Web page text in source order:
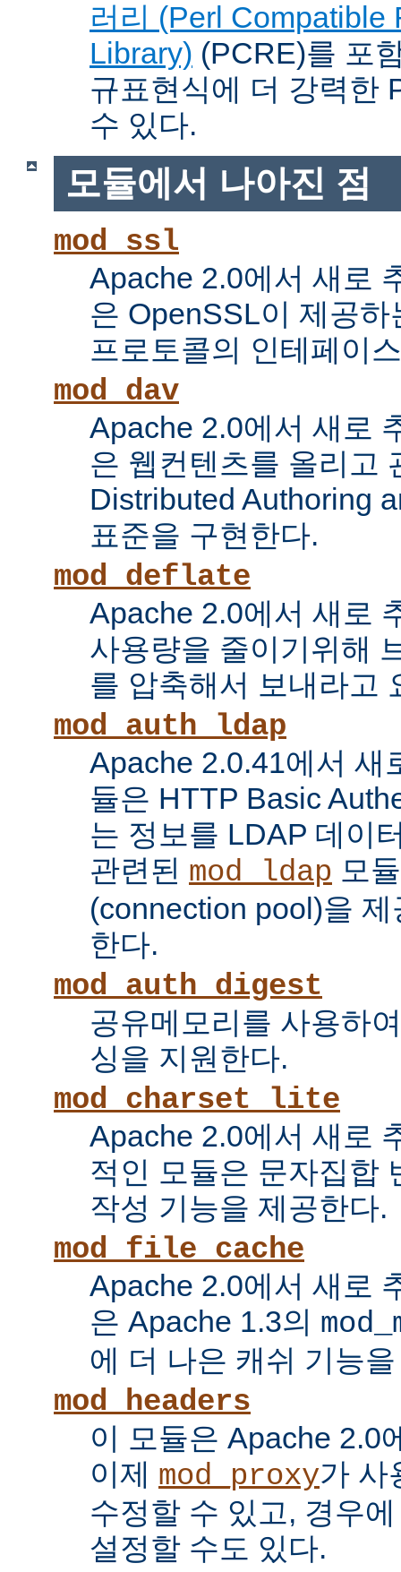
러리 (Perl Compatible
Library) (PCRE)를 포
규표현식에 더 강력한
수 있다.
모듈에서 나아진 점
mod_ssl
Apache 2.0에서 새로
은 OpenSSL이 제공
프로토콜의 인테페이
mod_dav
Apache 2.0에서 새로
은 웹컨텐츠를 올리고
Distributed Authoring
표준을 구현한다.
mod_deflate
Apache 2.0에서 새로
사용량을 줄이기위해
를 압축해서 보내라고
mod_auth_ldap
Apache 2.0.41에서 새
듈은 HTTP Basic
는 정보를 LDAP 데이
관련된 mod_ldap 모
(connection pool)을
한다.
mod_auth_digest
공유메모리를 사용하
싱을 지원한다.
mod_charset_lite
Apache 2.0에서 새로
적인 모듈은 문자집합
작성 기능을 제공한다.
mod_file_cache
Apache 2.0에서 새로
은 Apache 1.3의
에 더 나은 캐쉬 기능
mod_headers
이 모듈은 Apache 2.0
이제 mod_proxy가 사
수정할 수 있고, 경우
설정할 수도 있다.